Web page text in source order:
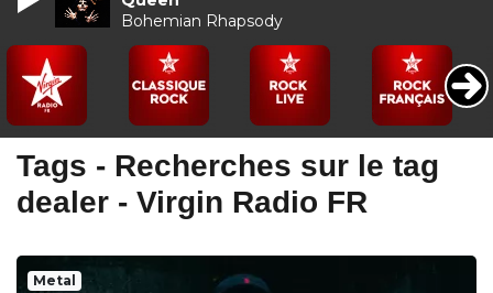
Tags - Recherches sur le tag
dealer - Virgin Radio FR
Metal
Bohemian Rhapsody